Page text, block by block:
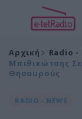
Αρχική Radio -
Μπιθικώτσης
Θησαυρούς
RADIO - NEWS